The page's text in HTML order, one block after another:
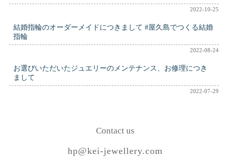
2022-10-25
結婚指輪のオーダーメイドにつきまして #屋久島でつくる結婚
指輪
2022-08-24
お選びいただいたジュエリーのメンテナンス、お修理につき
まして
2022-07-29
Contact us
hp@kei-jewellery.com